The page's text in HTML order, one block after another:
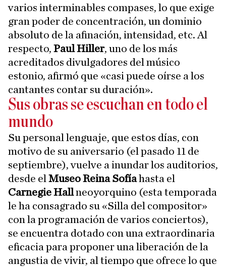
varios interminables compases, lo que exige
gran poder de concentración, un dominio
absoluto de la afinación, intensidad, etc. Al
respecto, Paul Hiller, uno de los más
acreditados divulgadores del músico
estonio, afirmó que «casi puede oírse a los
cantantes contar su duración».
Sus obras se escuchan en todo el
mundo
Su personal lenguaje, que estos días, con
motivo de su aniversario (el pasado 11 de
septiembre), vuelve a inundar los auditorios,
desde el Museo Reina Sofíahasta el
Carnegie Hallneoyorquino (esta temporada
le ha consagrado su «Silla del compositor»
con la programación de varios conciertos),
se encuentra dotado con una extraordinaria
eficacia para proponer una liberación de la
angustia de vivir, al tiempo que ofrece lo que